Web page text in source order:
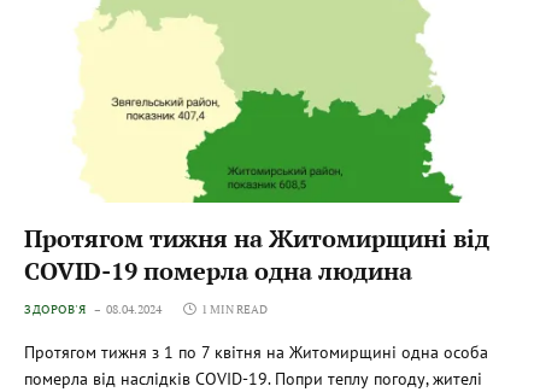
Протягом тижня на Житомирщині від
COVID-19 померла одна людина
ЗДОРОВ'Я 08.04.2024 1 MIN READ
Протягом тижня з 1 по 7 квітня на Житомирщині одна особа
померла від наслідків COVID-19. Попри теплу погоду, жителі